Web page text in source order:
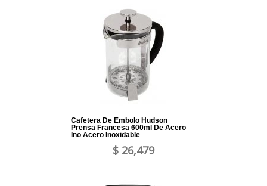
Cafetera De Embolo Hudson
Prensa Francesa 600ml De Acero
Ino Acero Inoxidable
$ 26,479